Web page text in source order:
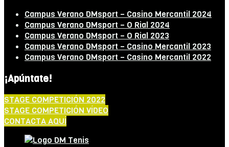
Campus Verano DMsport – Casino Mercantil 2024
Campus Verano DMsport – O Rial 2024
Campus Verano DMsport – O Rial 2023
Campus Verano DMsport – Casino Mercantil 2023
Campus Verano DMsport – Casino Mercantil 2022
¡Apúntate!
STAGE COMPETICIÓN 2022
STAGE COMPETICIÓN VÍDEO
CONTACTA AQUÍ